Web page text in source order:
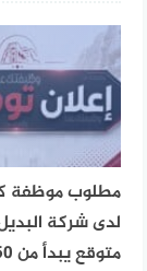
مطلوب موظفة
لدى شركة
متوقع يبدأ من 350 دينار